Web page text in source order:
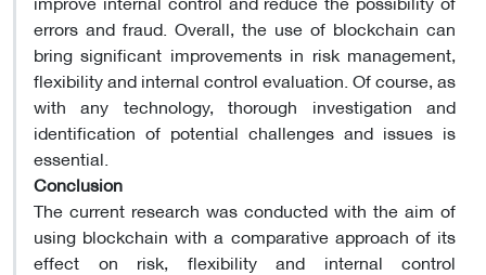
errors and fraud. Overall, the use of blockchain can
bring significant improvements in risk management,
flexibility and internal control evaluation. Of course, as
with any technology, thorough investigation and
identification of potential challenges and issues is
essential.
Conclusion
The current research was conducted with the aim of
using blockchain with a comparative approach of its
effect on risk, flexibility and internal control